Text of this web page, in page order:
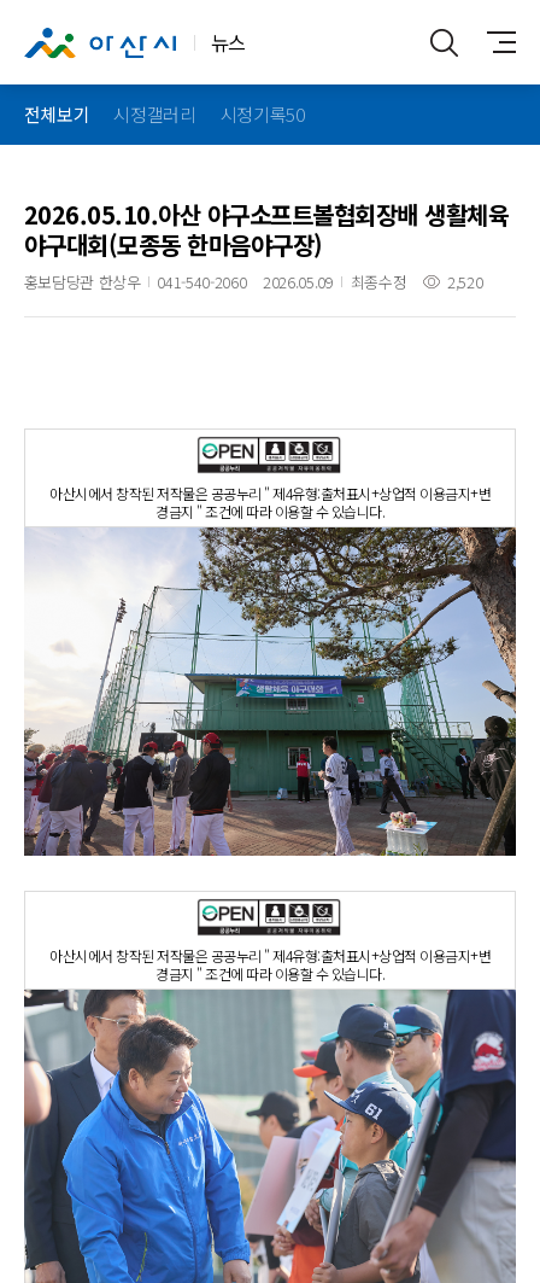
뉴스
전체보기 시정갤러리 시정기록50
2026.05.10.아산 야구소프트볼협회장배 생활체육
야구대회(모종동 한마음야구장)
홍보담당관 한상우 041-540-2060 2026.05.09 최종수정 2,520
아산시에서 창작된 저작물은 공공누리 " 제4유형:출처표시+상업적 이용금지+변
경금지 " 조건에 따라 이용할 수 있습니다.
아산시에서 창작된 저작물은 공공누리 " 제4유형:출처표시+상업적 이용금지+변
경금지 " 조건에 따라 이용할 수 있습니다.